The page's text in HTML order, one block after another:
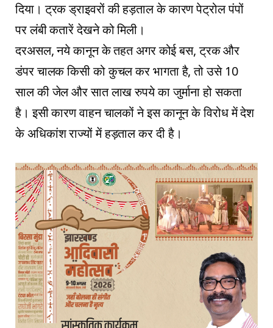
दिया। ट्रक ड्राइवरों की हड़ताल के कारण पेट्रोल पंपों
पर लंबी कतारें देखने को मिली।
दरअसल, नये कानून के तहत अगर कोई बस, ट्रक और
डंपर चालक किसी को कुचल कर भागता है, तो उसे 10
साल की जेल और सात लाख रुपये का जुर्माना हो सकता
है। इसी कारण वाहन चालकों ने इस कानून के विरोध में देश
के अधिकांश राज्यों में हड़ताल कर दी है।